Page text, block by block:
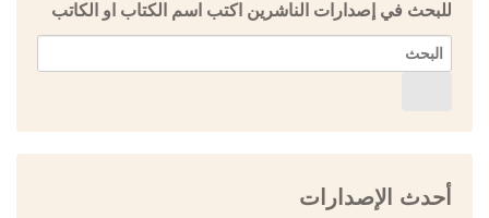
للبحث في إصدارات الناشرين اكتب اسم الكتاب او الكاتب
أحدث الإصدارات